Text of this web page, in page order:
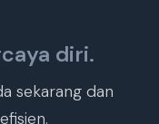
diri.
sekarang dan